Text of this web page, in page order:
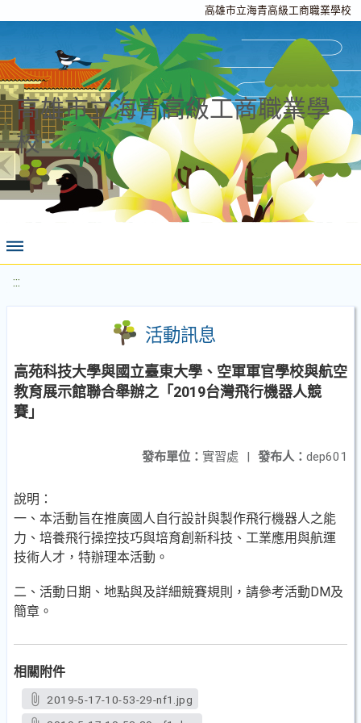
高雄市立海青高級工商職業學校
高雄市立海青高級工商職業學
校
:::
活動訊息
高苑科技大學與國立臺東大學、空軍軍官學校與航空
教育展示館聯合舉辦之「2019台灣飛行機器人競
賽」
發布人： dep601
發布單位： 實習處 |
說明：
一、本活動旨在推廣國人自行設計與製作飛行機器人之能
力、培養飛行操控技巧與培育創新科技、工業應用與航運
技術人才，特辦理本活動。
二、活動日期、地點與及詳細競賽規則，請參考活動DM及
簡章。
相關附件
2019-5-17-10-53-29-nf1.jpg